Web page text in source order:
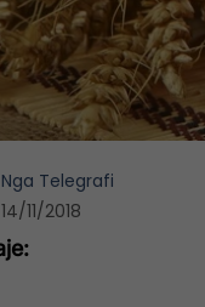
Nga Telegrafi
14/11/2018